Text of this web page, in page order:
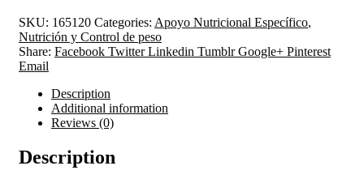
SKU: 165120 Categories: Apoyo Nutricional Específico,
Nutrición y Control de peso
Share: Facebook Twitter Linkedin Tumblr Google+ Pinterest
Email
Description
Additional information
Reviews (0)
Description